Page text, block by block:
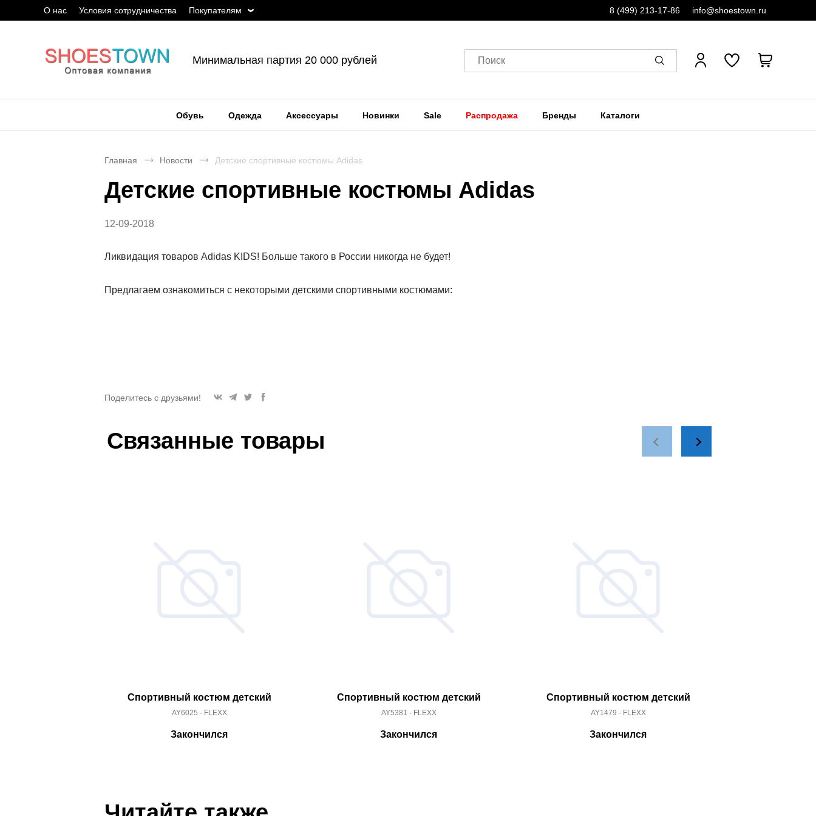
О нас Условия сотрудничества Покупателям 8 (499) 213-17-86 info@shoestown.ru
Минимальная партия 20 000 рублей Поиск
Обувь Одежда Аксессуары Новинки Sale Распродажа Бренды Каталоги
Главная Новости Детские спортивные костюмы Adidas
Детские спортивные костюмы Adidas
12-09-2018
Ликвидация товаров Adidas KIDS! Больше такого в России никогда не будет!
Предлагаем ознакомиться с некоторыми детскими спортивными костюмами:
Поделитесь с друзьями!
Связанные товары
Спортивный костюм детский
AY6025 - FLEXX
Закончился
Спортивный костюм детский
AY5381 - FLEXX
Закончился
Спортивный костюм детский
AY1479 - FLEXX
Закончился